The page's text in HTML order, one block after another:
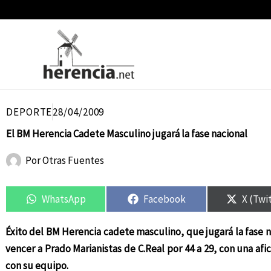
DEPORTE28/04/2009
El BM Herencia Cadete Masculino jugará la fase nacional
PorOtras Fuentes
en
WhatsApp
en
Facebook
en
X
Éxito del BM Herencia cadete masculino, que jugará la fase
vencer a Prado Marianistas de C.Real por 44 a 29, con una
con su equipo.
en en en